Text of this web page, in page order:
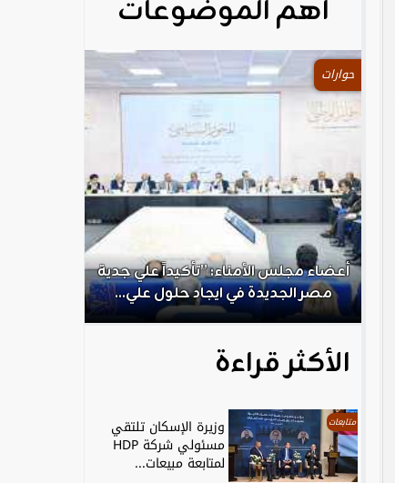
آهم الموضوعات
حوارات
أعضاء مجلس الأمناء: ”تأكيداً علي جدية
مصر الجديدة في ايجاد حلول علي...
الأكثر قراءة
متابعات وزيرة الإسكان تلتقي
مسئولي شركة HDP
لمتابعة مبيعات...